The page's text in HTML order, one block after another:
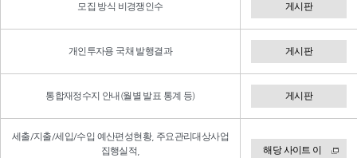
모집 방식 비경쟁인수 게시판
개인투자용 국채 발행결과 게시판
통합재정수지 안내(월별 발표 통계 등) 게시판
세출/지출/세입/수입 예산편성현황, 주요관리대상사업
집행실적,
해당 사이트 이